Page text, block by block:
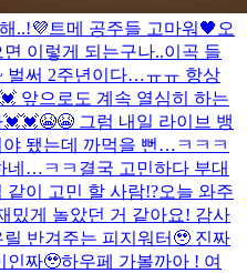
..!💜 트메 공주들 고마워🖤 오
이렇게 되는구나..이곡 들
벌써 2주년이다…ㅠㅠ 항상
앞으로도 계속 열심히 하는
그럼 내일 라이브 뱅
야 됐는데 까먹을 뻔…ㅋㅋㅋ
네…ㅋㅋ 결국 고민하다 부대
같이 고민 할 사람!?오늘 와주
밌게 놀았던 거 같아요! 감사
반겨주는 피지워터🥹 진짜
인짜🥹하우페 가볼까아 ! 여